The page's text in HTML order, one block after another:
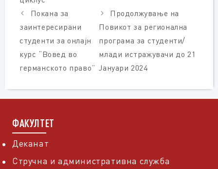
Покана за
заинтересирани
студенти за онлајн
курс “Вовед во
германското право”
Продолжување на
Повикот за регионална
програма за студенти/
млади истражувачи до 21
Јануари 2024
ФАКУЛТЕТ
Деканат
Стручна и административна служба